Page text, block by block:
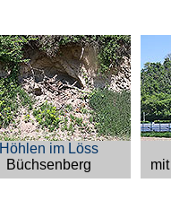
Höhlen im Löss
Büchsenberg